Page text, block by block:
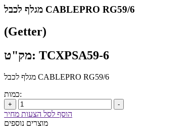
מגלף לכבל CABLEPRO RG59/6
(Getter)
מק"ט: TCXPSA59-6
מגלף לכבל CABLEPRO RG59/6
כמות:
+ -
הוסף לסל הצעות מחיר
מוצרים נוספים